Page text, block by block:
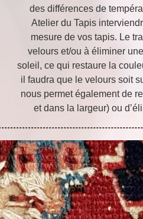
des différences de
Atelier du Tapis
mesure de vos tapis. Le
velours et/ou à éliminer
soleil, ce qui restaure la
il faudra que le velours soit
nous permet également de
et dans la largeur) ou